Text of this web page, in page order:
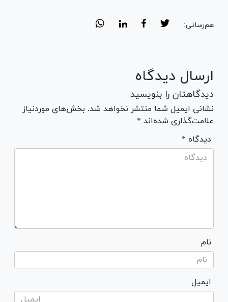
هم‌رسانی:
ارسال دیدگاه
دیدگاهتان را بنویسید
نشانی ایمیل شما منتشر نخواهد شد. بخش‌های موردنیاز
علامت‌گذاری شده‌اند *
* دیدگاه
نام
ایمیل